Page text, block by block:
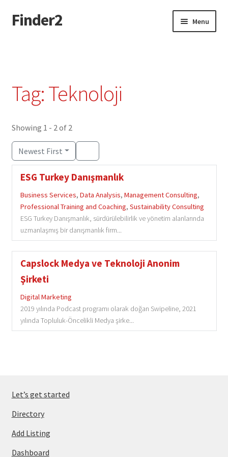
Skip
to
Skip
to
Finder2 Menu
Tag: Teknoloji
Showing 1 - 2 of 2
Newest First
ESG Turkey Danışmanlık
Business Services, Data Analysis, Management Consulting,
Professional Training and Coaching, Sustainability Consulting
ESG Turkey Danışmanlık, sürdürülebilirlik ve yönetim alanlarında
uzmanlaşmış bir danışmanlık firm...
Capslock Medya ve Teknoloji Anonim
Şirketi
Digital Marketing
2019 yılında Podcast programı olarak doğan Swipeline, 2021
yılında Topluluk-Öncelikli Medya şirke...
Let’s get started
Directory
Add Listing
Dashboard